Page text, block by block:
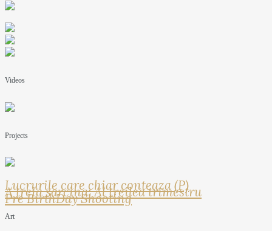
Videos
Projects
Lucrurile care chiar conteaza (P)
A treia sarcina: Al treilea trimestru
Pre BirthDay Shooting
Art